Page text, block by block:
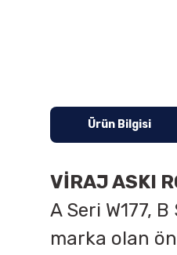
Ürün Bilgisi
VİRAJ ASKI
A Seri W177,
marka olan